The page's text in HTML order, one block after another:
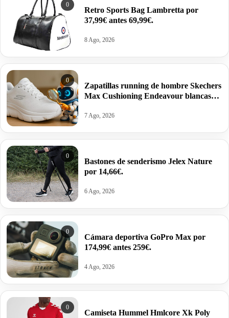
0
Retro Sports Bag Lambretta por
37,99€ antes 69,99€.
8 Ago, 2026
0
Zapatillas running de hombre Skechers
Max Cushioning Endeavour blancas
7 Ago, 2026
0
Bastones de senderismo Jelex Nature
por 14,66€.
6 Ago, 2026
0
Cámara deportiva GoPro Max por
174,99€ antes 259€.
4 Ago, 2026
0
Camiseta Hummel Hmlcore Xk Poly